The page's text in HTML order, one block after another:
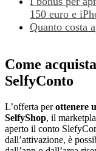
150 euro e
Quanto costa
Come
SelfyConto
L’offerta perottenere
SelfyShop, il
aperto il conto
dall’attivazione, è